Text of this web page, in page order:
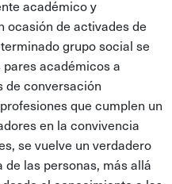
académico y
ocasión de activades de
grupo social se
académicos a
de conversación
que cumplen un
en la convivencia
se vuelve un verdadero
las personas, más allá